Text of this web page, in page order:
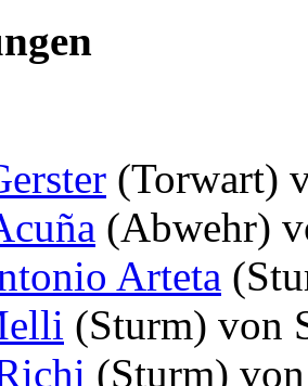
(Torwart)
(Abwehr)
Arteta
(Sturm) von
(Sturm)